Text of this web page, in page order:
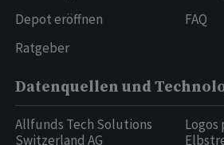
Depot eröffnen
Ratgeber
FAQ
Datenquellen und
Allfunds Tech Solutions
Switzerland AG
Logos